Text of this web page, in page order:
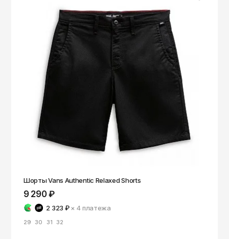
Шорты Vans Authentic Relaxed Shorts
9 290 ₽
2 323 ₽ × 4платежа
29 30 31 32